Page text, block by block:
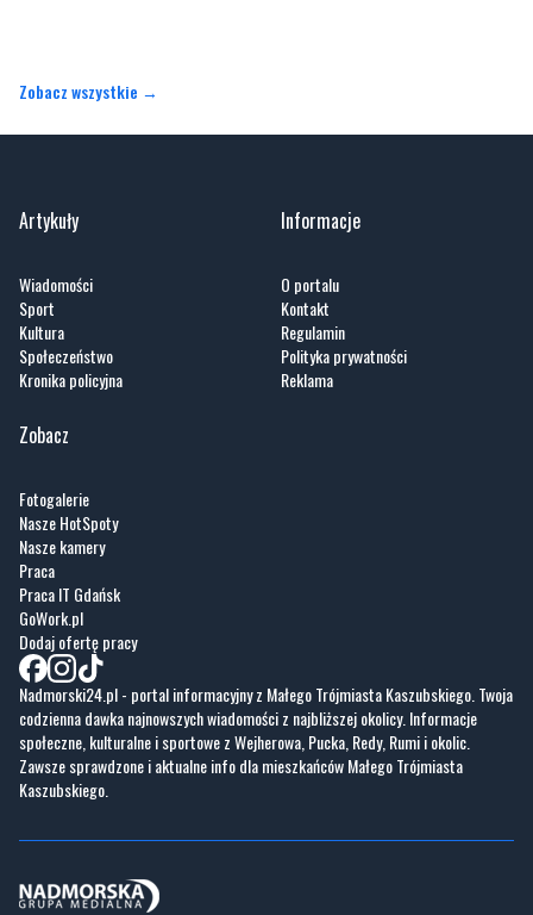
Zobacz wszystkie →
Artykuły
Wiadomości
Sport
Kultura
Społeczeństwo
Kronika policyjna
Informacje
O portalu
Kontakt
Regulamin
Polityka prywatności
Reklama
Zobacz
Fotogalerie
Nasze HotSpoty
Nasze kamery
Praca
Praca IT Gdańsk
GoWork.pl
Dodaj ofertę pracy
Nadmorski24.pl - portal informacyjny z Małego Trójmiasta Kaszubskiego. Twoja
codzienna dawka najnowszych wiadomości z najbliższej okolicy. Informacje
społeczne, kulturalne i sportowe z Wejherowa, Pucka, Redy, Rumi i okolic.
Zawsze sprawdzone i aktualne info dla mieszkańców Małego Trójmiasta
Kaszubskiego.